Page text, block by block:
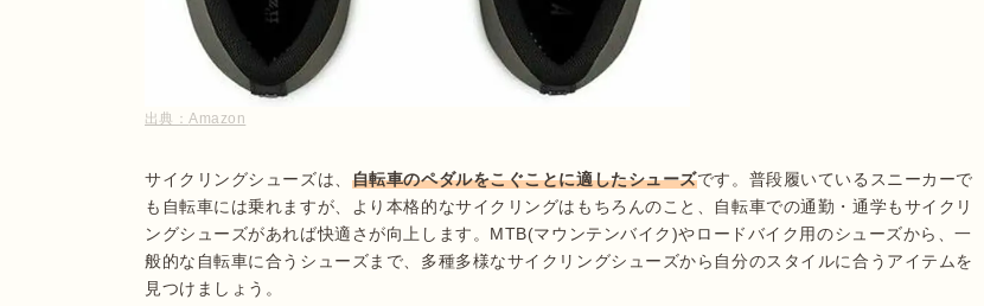
出典：Amazon
サイクリングシューズは、 自転車のペダルをこぐことに適したシューズです。普段履いているスニーカーで
も自転車には乗れますが、より本格的なサイクリングはもちろんのこと、自転車での通勤・通学もサイクリ
ングシューズがあれば快適さが向上します。MTB(マウンテンバイク)やロードバイク用のシューズから、一
般的な自転車に合うシューズまで、多種多様なサイクリングシューズから自分のスタイルに合うアイテムを
見つけましょう。